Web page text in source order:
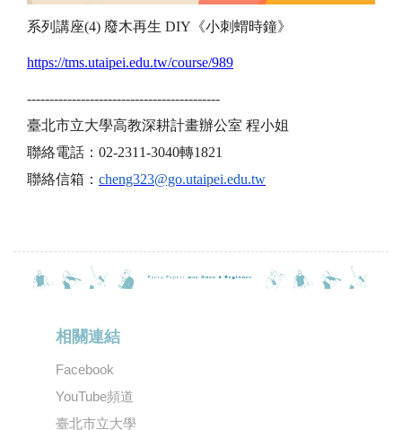
系列講座(4) 廢木再生 DIY《小刺蝟時鐘》
https://tms.utaipei.edu.tw/course/989
-------------------------------------------
臺北市立大學高教深耕計畫辦公室 程小姐
聯絡電話：02-2311-3040轉1821
聯絡信箱： cheng323@go.utaipei.edu.tw
相關連結
Facebook
YouTube頻道
臺北市立大學